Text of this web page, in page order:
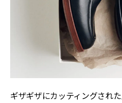
ギザギザにカッティングされ